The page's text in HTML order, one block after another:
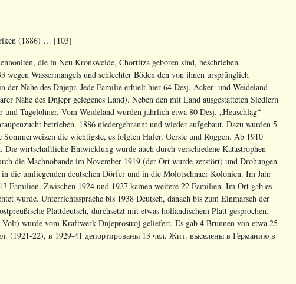
(1886) … [103]
die in Neu Kronsweide, Chortitza geboren sind, beschrieben.
Wassermangels und schlechter Böden den von ihnen ursprünglich
Nähe des Dnjepr. Jede Familie erhielt hier 64 Desj. Acker- und Weideland
Nähe des Dnjepr gelegenes Land). Neben den mit Land ausgestatteten Siedlern
Tagelöhner. Vom Weideland wurden jährlich etwa 80 Desj. „Heuschlag“
betrieben. 1886 niedergebrannt und wieder aufgebaut. Dazu wurden 5
die wichtigste, es folgten Hafer, Gerste und Roggen. Ab 1910
wirtschaftliche Entwicklung wurde auch durch verschiedene Katastrophen
die Machnobande im November 1919 (der Ort wurde zerstört) und Drohungen
die umliegenden deutschen Dörfer und in die Molotschnaer Kolonien. Im Jahr
Familien. Zwischen 1924 und 1927 kamen weitere 22 Familien. Im Ort gab es
wurde. Unterrichtssprache bis 1938 Deutsch, danach bis zum Einmarsch der
Plattdeutsch, durchsetzt mit etwas holländischem Platt gesprochen.
wurde vom Kraftwerk Dnjeprostroj geliefert. Es gab 4 Brunnen von etwa 25
(1921-22), в 1929-41 депортированы 13 чел. Жит. выселены в Германию в